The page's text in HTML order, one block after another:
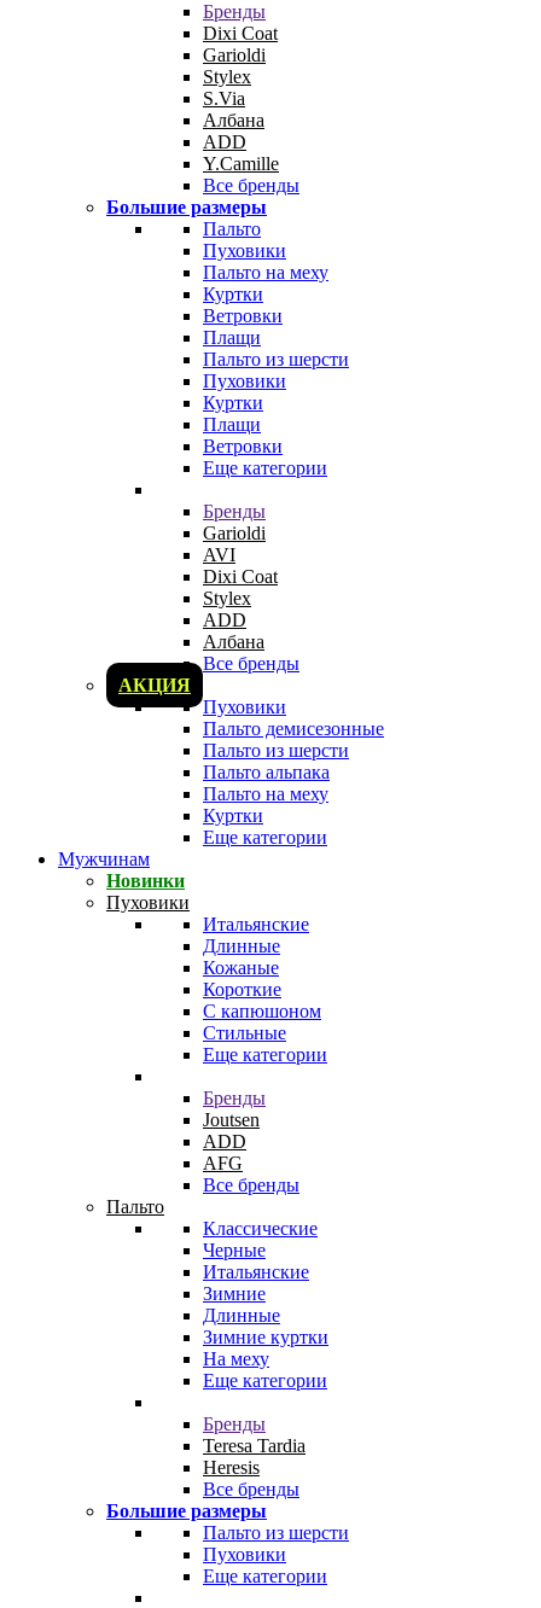
Бренды
Dixi Coat
Garioldi
Stylex
S.Via
Албана
ADD
Y.Camille
Все бренды
Большие размеры
Пальто
Пуховики
Пальто на меху
Куртки
Ветровки
Плащи
Пальто из шерсти
Пуховики
Куртки
Плащи
Ветровки
Еще категории
Бренды
Garioldi
AVI
Dixi Coat
Stylex
ADD
Албана
Все бренды
АКЦИЯ
Пуховики
Пальто демисезонные
Пальто из шерсти
Пальто альпака
Пальто на меху
Куртки
Еще категории
Мужчинам
Новинки
Пуховики
Итальянские
Длинные
Кожаные
Короткие
С капюшоном
Стильные
Еще категории
Бренды
Joutsen
ADD
AFG
Все бренды
Пальто
Классические
Черные
Итальянские
Зимние
Длинные
Зимние куртки
На меху
Еще категории
Бренды
Teresa Tardia
Heresis
Все бренды
Большие размеры
Пальто из шерсти
Пуховики
Еще категории